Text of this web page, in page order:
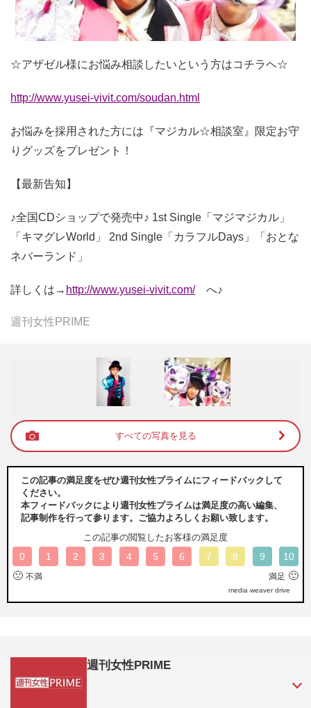
☆アザゼル様にお悩み相談したいという方はコチラヘ☆
http://www.yusei-vivit.com/soudan.html
お悩みを採用された方には『マジカル☆相談室』限定お守
りグッズをプレゼント！
【最新告知】
♪全国CDショップで発売中♪ 1st Single「マジマジカル」
「キマグレWorld」 2nd Single「カラフルDays」「おとな
ネバーランド」
詳しくは→ http://www.yusei-vivit.com/へ♪
週刊女性PRIME
すべての写真を見る
この記事の満足度をぜひ週刊女性プライムにフィードバックして
ください。
本フィードバックにより週刊女性プライムは満足度の高い編集、
記事制作を行って参ります。ご協力よろしくお願い致します。
この記事の閲覧したお客様の満足度
0 1 2 3 4 5 6 7 8 9 10
🙁 不満 満足 🙂
media weaver drive
週刊女性PRIME